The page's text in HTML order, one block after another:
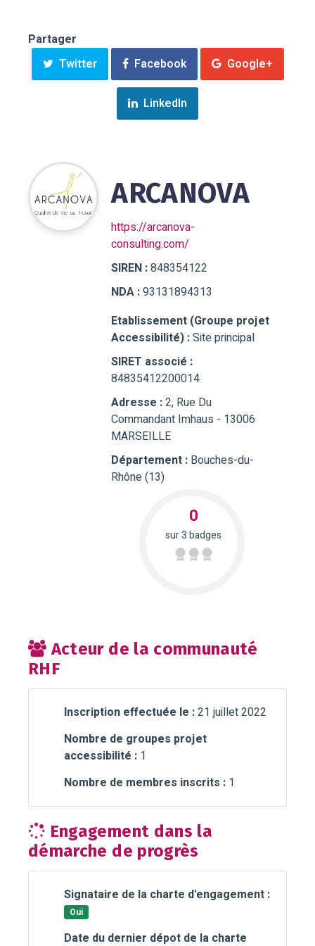
Partager
Twitter
Facebook Google+
LinkedIn
ARCANOVA
https://arcanova-
consulting.com/
SIREN :848354122
NDA :93131894313
Etablissement (Groupe projet
Accessibilité) :Site principal
SIRET associé :
84835412200014
Adresse :2, Rue Du
Commandant Imhaus - 13006
MARSEILLE
Département : Bouches-du-
Rhône (13)
0
sur 3 badges
Acteur de la communauté
RHF
Inscription effectuée le :21 juillet 2022
Nombre de groupes projet
accessibilité : 1
Nombre de membres inscrits : 1
Engagement dans la
démarche de progrès
Signataire de la charte d'engagement :
Oui
Date du dernier dépot de la charte